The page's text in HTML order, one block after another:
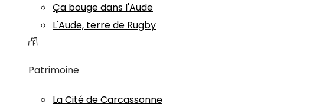
Ça bouge dans l'Aude
L'Aude, terre de Rugby
Patrimoine
La Cité de Carcassonne